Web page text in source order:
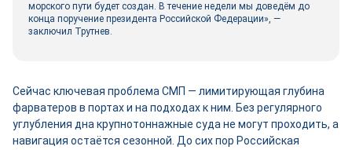
морского пути будет создан. В течение недели мы доведём до
конца поручение президента Российской Федерации», —
заключил Трутнев.
Сейчас ключевая проблема СМП — лимитирующая глубина
фарватеров в портах и на подходах к ним. Без регулярного
углубления дна крупнотоннажные суда не могут проходить, а
навигация остаётся сезонной. До сих пор Российская